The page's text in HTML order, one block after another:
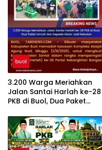
buol
3.200 Warga Meriahkan
Jalan Santai Harlah ke-28
PKB di Buol, Dua Paket
Jadi Rebutan